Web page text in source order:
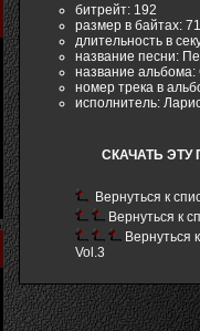
битрейт: 192
размер в байтах:
длительность в
название песни:
название
номер трека в
исполнитель:
СКАЧАТЬ ЭТУ
Вернуться к
Вернуться к
Вернуться
Vol.3